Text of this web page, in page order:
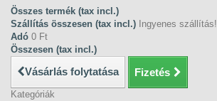
Összes termék (tax incl.)
Szállítás összesen (tax incl.) Ingyenes szállítás!
Adó 0 Ft‎
Összesen (tax incl.)
Vásárlás folytatása Fizetés
Kategóriák